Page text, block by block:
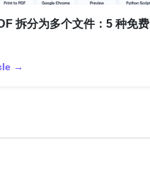
拆分为多个文件：5 种免费
→